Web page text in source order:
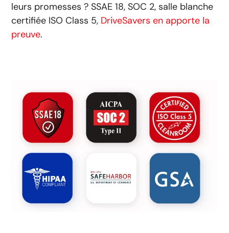
leurs promesses ? SSAE 18, SOC 2, salle blanche
certifiée ISO Class 5, DriveSavers en apporte la
preuve.